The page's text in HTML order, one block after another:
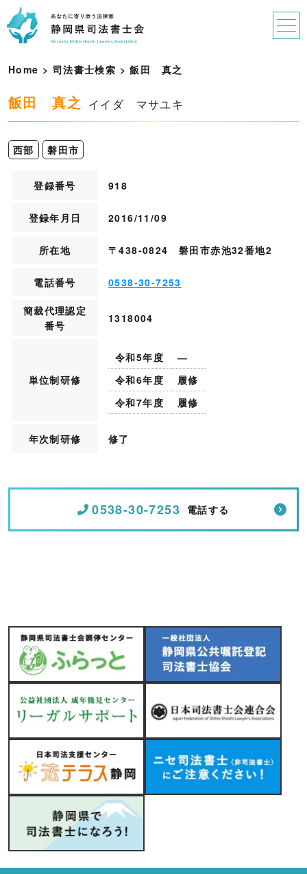
Home > 司法書士検索 >飯田 真之
飯田 真之 イイダ マサユキ
西部 磐田市
登録番号 918
登録年月日 2016/11/09
所在地 〒438-0824 磐田市赤池32番地2
電話番号 0538-30-7253
簡裁代理認定
番号
1318004
単位制研修
令和5年度
―
令和6年度
履修
令和7年度
履修
年次制研修 修了
0538-30-7253 電話する